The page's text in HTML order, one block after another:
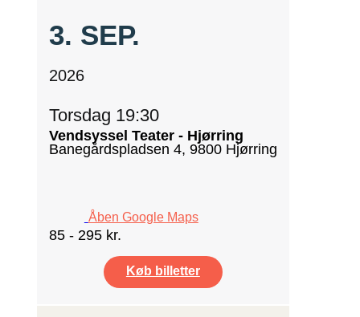
3. SEP.
2026
Torsdag 19:30
Vendsyssel Teater - Hjørring
Banegårdspladsen 4, 9800 Hjørring
Åben Google Maps
85 - 295 kr.
Køb billetter